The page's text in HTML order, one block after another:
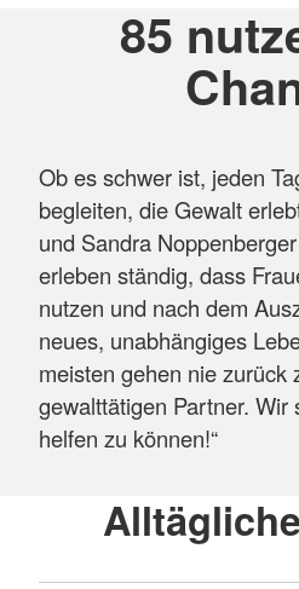
85
Ob es schwer ist, jeden
begleiten, die Gewalt
und Sandra
erleben ständig, dass
nutzen und nach dem
neues, unabhängiges
meisten gehen nie zurück
gewalttätigen Partner. Wir
helfen zu können!“